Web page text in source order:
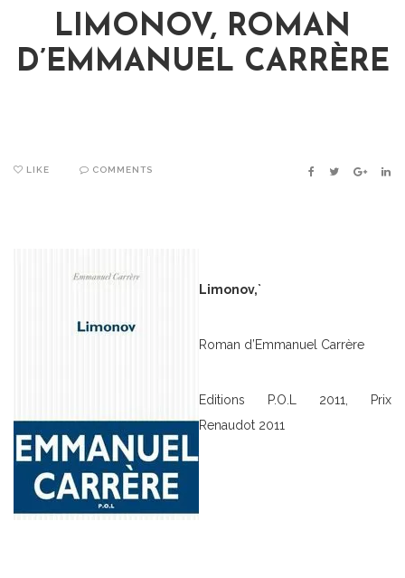
LIMONOV, ROMAN
D’EMMANUEL CARRÈRE
LIKE COMMENTS FACEBOOK
TWITTER
Limonov,`
Roman d’Emmanuel Carrère
Editions P.O.L 2011, Prix
Renaudot 2011